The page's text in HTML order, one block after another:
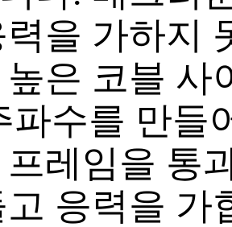
력을 가하지
은 코블 사
파수를 만들
레임을 통
응력을 가